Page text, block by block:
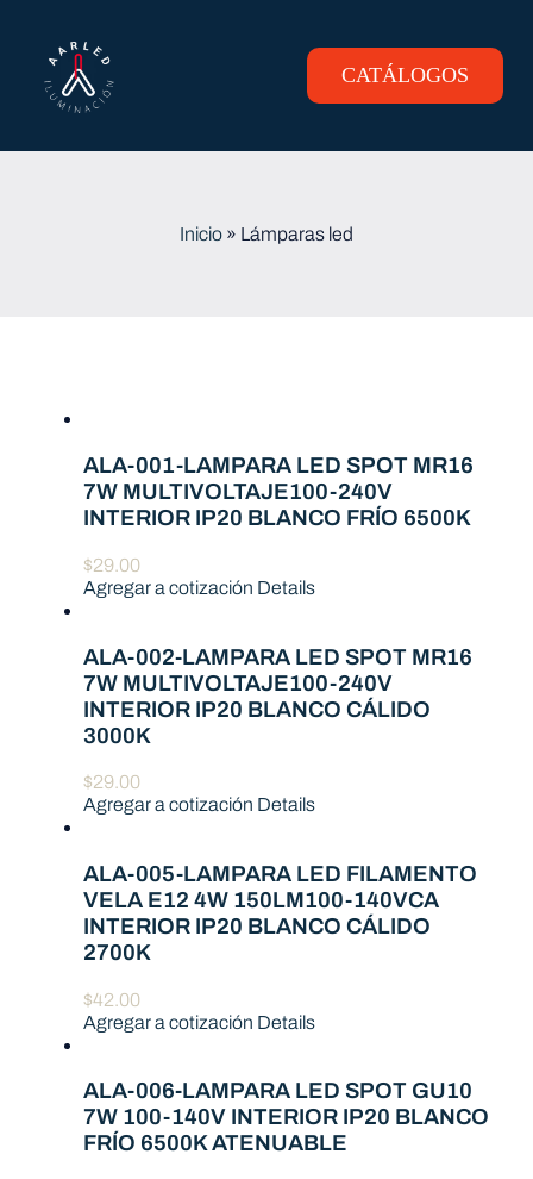
content
INICIO
PRODUCTOS
CATÁLOGOS
Inicio » Lámparas led
ALA-001-LAMPARA LED SPOT MR16
7W MULTIVOLTAJE100-240V
INTERIOR IP20 BLANCO FRÍO 6500K
$29.00
Agregar a cotización Details
ALA-002-LAMPARA LED SPOT MR16
7W MULTIVOLTAJE100-240V
INTERIOR IP20 BLANCO CÁLIDO
3000K
$29.00
Agregar a cotización Details
ALA-005-LAMPARA LED FILAMENTO
VELA E12 4W 150LM100-140VCA
INTERIOR IP20 BLANCO CÁLIDO
2700K
$42.00
Agregar a cotización Details
ALA-006-LAMPARA LED SPOT GU10
7W 100-140V INTERIOR IP20 BLANCO
FRÍO 6500K ATENUABLE